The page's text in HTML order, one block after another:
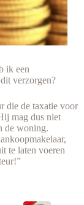
ik een
verzorgen?
die de taxatie voor
mag dus niet
de woning.
te laten voeren